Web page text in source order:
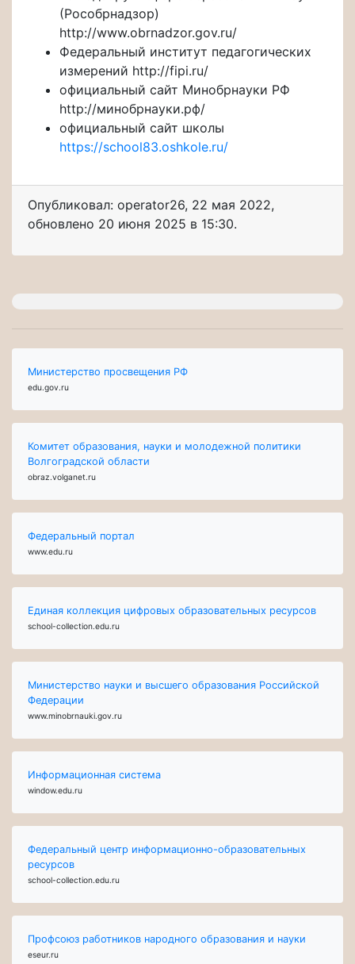
(Рособрнадзор)
http://www.obrnadzor.gov.ru/
Федеральный институт педагогических
измерений http://fipi.ru/
официальный сайт Минобрнауки РФ
http://минобрнауки.рф/
официальный сайт школы
https://school83.oshkole.ru/
Опубликовал: operator26, 22 мая 2022,
обновлено 20 июня 2025 в 15:30.
Министерство просвещения РФ
edu.gov.ru
Комитет образования, науки и молодежной политики
Волгоградской области
obraz.volganet.ru
Федеральный портал
www.edu.ru
Единая коллекция цифровых образовательных ресурсов
school-collection.edu.ru
Министерство науки и высшего образования Российской
Федерации
www.minobrnauki.gov.ru
Информационная система
window.edu.ru
Федеральный центр информационно-образовательных
ресурсов
school-collection.edu.ru
Профсоюз работников народного образования и науки
eseur.ru